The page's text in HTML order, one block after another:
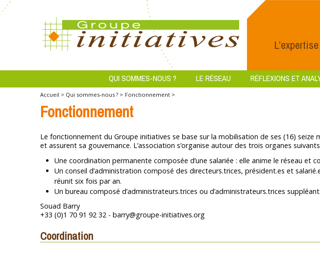
QUI SOMMES-NOUS ? LE RÉSEAU RÉFLEXIONS ET
Accueil > Qui sommes-nous ? > Fonctionnement >
Fonctionnement
Le fonctionnement du Groupe initiatives se base sur la mobilisation de ses (16) seize
et assurent sa gouvernance. L’association s’organise autour des trois organes
Une coordination permanente composée d’une salariée : elle anime le réseau et
Un conseil d’administration composé des directeurs.trices, président.es et
réunit six fois par an.
Un bureau composé d’administrateurs.trices ou d’administrateurs.trices
Souad Barry
+33 (0)1 70 91 92 32 - barry@groupe-initiatives.org
Coordination